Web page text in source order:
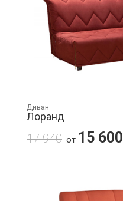
Диван
Лоранд
17 940 от 15 600